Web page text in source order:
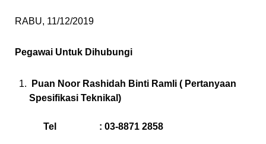
RABU, 11/12/2019
Pegawai Untuk Dihubungi
Puan Noor Rashidah Binti Ramli ( Pertanyaan
Spesifikasi Teknikal)
Tel : 03-8871 2858